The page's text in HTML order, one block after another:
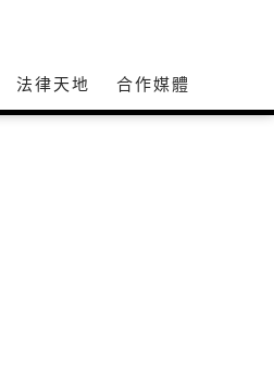
法律天地 合作媒體